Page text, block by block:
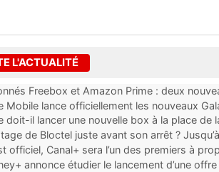
L'ACTUALITÉ
Freebox et Amazon Prime : deux
Mobile lance officiellement les nouveaux
promos et des cadeaux
doit-il lancer une nouvelle box à la place de
de Bloctel juste avant son arrêt ?
fuité
officiel, Canal+ sera l’un des premiers à
2 annonce étudier le lancement d’une